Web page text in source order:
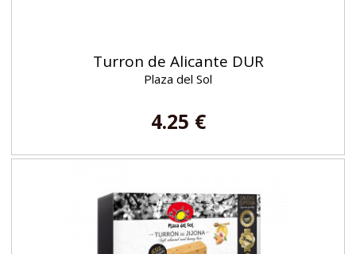
Turron de Alicante DUR
Plaza del Sol
4.25 €